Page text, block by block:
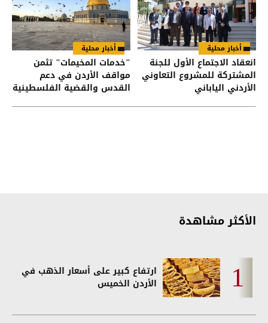
أخبار محلية
انعقاد الاجتماع الأول للجنة
المشتركة للمشروع التعاوني
الأردني الياباني
أخبار محلية
"خدمات المخيمات" تثمن
مواقف الأردن في دعم
القدس والقضية الفلسطينية
الأكثر مشاهدة
ارتفاع كبير على أسعار الذهب في
الأردن الخميس